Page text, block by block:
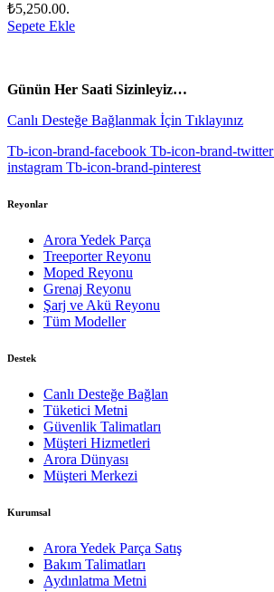
₺5,250.00.
Sepete Ekle
Günün Her Saati Sizinleyiz…
Canlı Desteğe Bağlanmak İçin Tıklayınız
Tb-icon-brand-facebook Tb-icon-brand-twitter
instagram Tb-icon-brand-pinterest
Reyonlar
Arora Yedek Parça
Treeporter Reyonu
Moped Reyonu
Grenaj Reyonu
Şarj ve Akü Reyonu
Tüm Modeller
Destek
Canlı Desteğe Bağlan
Tüketici Metni
Güvenlik Talimatları
Müşteri Hizmetleri
Arora Dünyası
Müşteri Merkezi
Kurumsal
Arora Yedek Parça Satış
Bakım Talimatları
Aydınlatma Metni